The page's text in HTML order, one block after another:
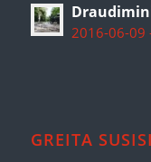
2016-06-09
GREITA